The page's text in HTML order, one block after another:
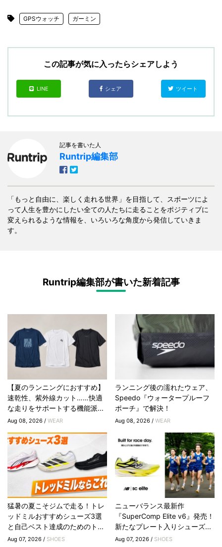
GPSウォッチ ガーミン
この記事が気に入ったらシェアしよう
LINE シェア ツイート
記事を書いた人
Runtrip編集部
「もっと自由に、楽しく走れる世界」を目指して、スポーツによ
って人生を豊かにしたい全ての人たちに走ることをポジティブに
変えられるような情報を、いろいろな角度から発信していきま
す。
Runtrip編集部が書いた新着記事
【夏のランニングにおすすめ】
速乾性、紫外線カット……快適
な走りをサポートする機能派...
Aug 08, 2026 / WEAR
ランニング後の濡れたウェア、
Speedo『ウォータープルーフ
ポーチ』で解決！
Aug 08, 2026 /WEAR
猛暑の夏こそジムで走る！トレ
ッドミルおすすめシューズ3選
と自己ベスト達成のためのト...
Aug 07, 2026 / SHOES
ニューバランス最新作
『SuperComp Elite v6』発売！
新たなプレート入りシューズ...
Aug 07, 2026 / SHOES